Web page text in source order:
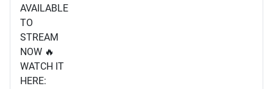
AVAILABLE
TO
STREAM
NOW 🔥
WATCH IT
HERE: